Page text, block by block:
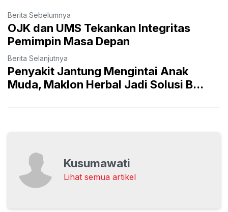
Berita Sebelumnya
OJK dan UMS Tekankan Integritas
Pemimpin Masa Depan
Berita Selanjutnya
Penyakit Jantung Mengintai Anak
Muda, Maklon Herbal Jadi Solusi B...
Kusumawati
Lihat semua artikel